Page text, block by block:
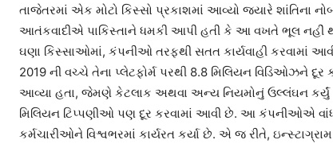
તાજેતરમાં એક મોટો કિસ્સો પ્રકાશમાં આવ્યો જ્યારે શાંતિના
આતંકવાદીએ પાકિસ્તાને ધમકી આપી હતી કે આ વખતે ભૂલ નહીં
ઘણા કિસ્સાઓમાં, કંપનીઓ તરફથી સતત કાર્યવાહી કરવામાં
2019 ની વચ્ચે તેના પ્લેટફોર્મ પરથી 8.8 મિલિયન વિડિઓઝને દૂર
આવ્યા હતા, જેમણે કેટલાક અથવા અન્ય નિયમોનું ઉલ્લંઘન કર્યું
મિલિયન ટિપ્પણીઓ પણ દૂર કરવામાં આવી છે. આ કંપનીઓએ
કર્મચારીઓને વિશ્વભરમાં કાર્યરત કર્યા છે. એ જ રીતે,